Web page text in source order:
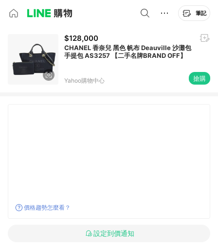
筆記
$128,000
CHANEL 香奈兒 黑色 帆布 Deauville 沙灘包
手提包 AS3257 【二手名牌BRAND OFF】
Yahoo購物中心 搶購
價格趨勢怎麼看？
設定到價通知